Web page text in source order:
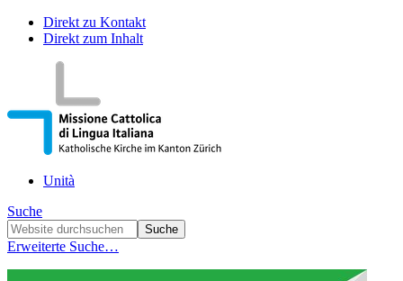
Direkt zu Kontakt
Direkt zum Inhalt
Unità
Suche
Erweiterte Suche…